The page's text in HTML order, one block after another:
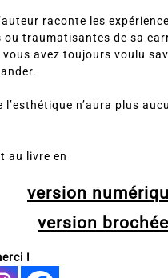
raconte les
ou traumatisantes de sa
avez toujours voulu
l’esthétique n’aura plus
au livre en
version
version brochée
!